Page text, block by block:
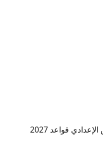
قواعد 2027